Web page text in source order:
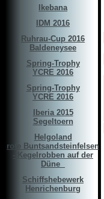
Ikebana
IDM 2016
Ruhrau-Cup 2016
Baldeneysee
Spring-Trophy
YCRE 2016
Spring-Trophy
YCRE 2016
Iberia 2015
Segeltoern
Helgoland
rote Buntsandsteinfelsen
- Kegelrobben auf der
Düne ­­­ ­
Schiffshebewerk
Henrichenburg